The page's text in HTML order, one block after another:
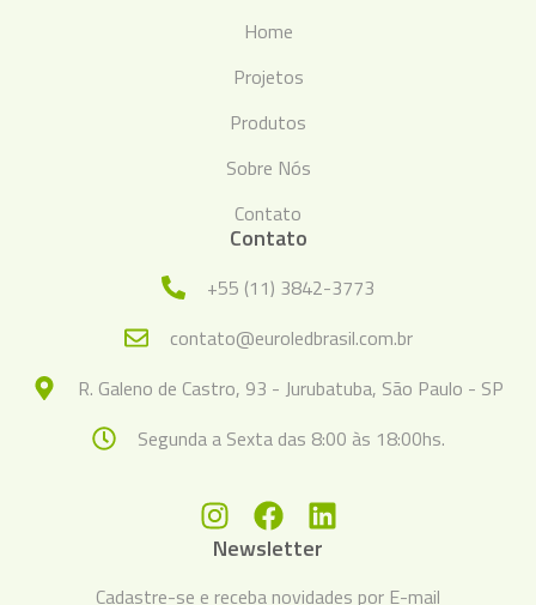
Home
Projetos
Produtos
Sobre Nós
Contato
Contato
+55 (11) 3842-3773
contato@euroledbrasil.com.br
R. Galeno de Castro, 93 - Jurubatuba, São Paulo - SP
Segunda a Sexta das 8:00 às 18:00hs.
Newsletter
Cadastre-se e receba novidades por E-mail